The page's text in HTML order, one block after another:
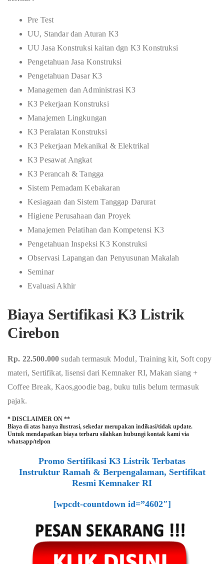
Pre Test
UU, Standar dan Aturan K3
UU Jasa Konstruksi kaitan dgn K3 Konstruksi
Pengetahuan Jasa Konstruksi
Pengetahuan Dasar K3
Managemen dan Administrasi K3
K3 Pekerjaan Konstruksi
Manajemen Lingkungan
K3 Peralatan Konstruksi
K3 Pekerjaan Mekanikal & Elektrikal
K3 Pesawat Angkat
K3 Perancah & Tangga
Sistem Pemadam Kebakaran
Kesiagaan dan Sistem Tanggap Darurat
Higiene Perusahaan dan Proyek
Manajemen Pelatihan dan Kompetensi K3
Pengetahuan Inspeksi K3 Konstruksi
Observasi Lapangan dan Penyusunan Makalah
Seminar
Evaluasi Akhir
Biaya Sertifikasi K3 Listrik
Cirebon
Rp. 22.500.000sudah termasuk Modul, Training kit, Soft copy
materi, Sertifikat, lisensi dari Kemnaker RI, Makan siang +
Coffee Break, Kaos,goodie bag, buku tulis belum termasuk
pajak.
* DISCLAIMER ON **
Biaya di atas hanya ilustrasi, sekedar merupakan indikasi/tidak update.
Untuk mendapatkan biaya terbaru silahkan hubungi kontak kami via
whatsapp/telpon
Promo Sertifikasi K3 Listrik Terbatas
Instruktur Ramah & Berpengalaman, Sertifikat
Resmi Kemnaker RI
[wpcdt-countdown id=”4602″]